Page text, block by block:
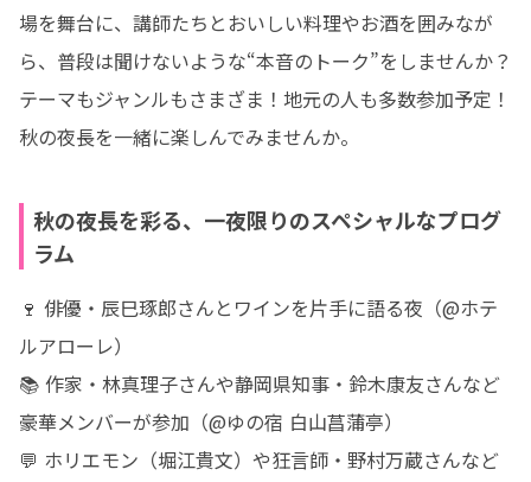
場を舞台に、講師たちとおいしい料理やお酒を囲みなが
ら、普段は聞けないような“本音のトーク”をしませんか？
テーマもジャンルもさまざま！地元の人も多数参加予定！
秋の夜長を一緒に楽しんでみませんか。
秋の夜長を彩る、一夜限りのスペシャルなプログ
ラム
🍷 俳優・辰巳琢郎さんとワインを片手に語る夜（@ホテ
ルアローレ）
📚 作家・林真理子さんや静岡県知事・鈴木康友さんなど
豪華メンバーが参加（@ゆの宿 白山菖蒲亭）
💬 ホリエモン（堀江貴文）や狂言師・野村万蔵さんなど